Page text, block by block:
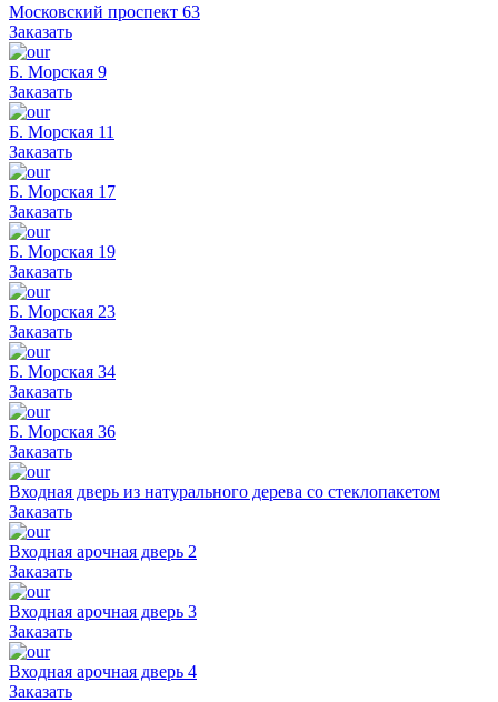
Московский проспект 63
Заказать
Б. Морская 9
Заказать
Б. Морская 11
Заказать
Б. Морская 17
Заказать
Б. Морская 19
Заказать
Б. Морская 23
Заказать
Б. Морская 34
Заказать
Б. Морская 36
Заказать
Входная дверь из натурального дерева со стеклопакетом
Заказать
Входная арочная дверь 2
Заказать
Входная арочная дверь 3
Заказать
Входная арочная дверь 4
Заказать